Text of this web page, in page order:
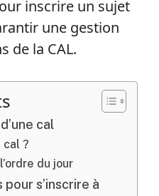
inscrire un sujet
une gestion
de la CAL.
cal
cal ?
du jour
s’inscrire à